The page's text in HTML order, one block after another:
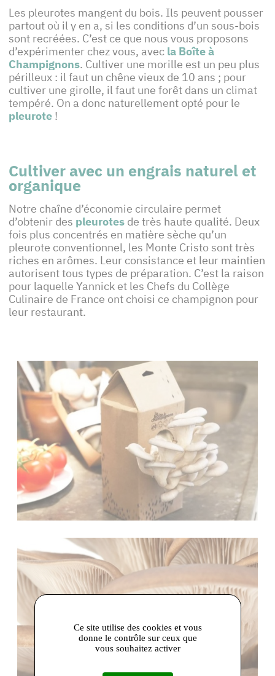
Les pleurotes mangent du bois. Ils peuvent pousser
partout où il y en a, si les conditions d’un sous-bois
sont recréées. C’est ce que nous vous proposons
d’expérimenter chez vous, avec la Boîte à
Champignons. Cultiver une morille est un peu plus
périlleux : il faut un chêne vieux de 10 ans ; pour
cultiver une girolle, il faut une forêt dans un climat
tempéré. On a donc naturellement opté pour le
pleurote !
Cultiver avec un engrais naturel et
organique
Notre chaîne d’économie circulaire permet
d’obtenir des pleurotes de très haute qualité. Deux
fois plus concentrés en matière sèche qu’un
pleurote conventionnel, les Monte Cristo sont très
riches en arômes. Leur consistance et leur maintien
autorisent tous types de préparation. C’est la raison
pour laquelle Yannick et les Chefs du Collège
Culinaire de France ont choisi ce champignon pour
leur restaurant.
Ce site utilise des cookies et vous
donne le contrôle sur ceux que
vous souhaitez activer